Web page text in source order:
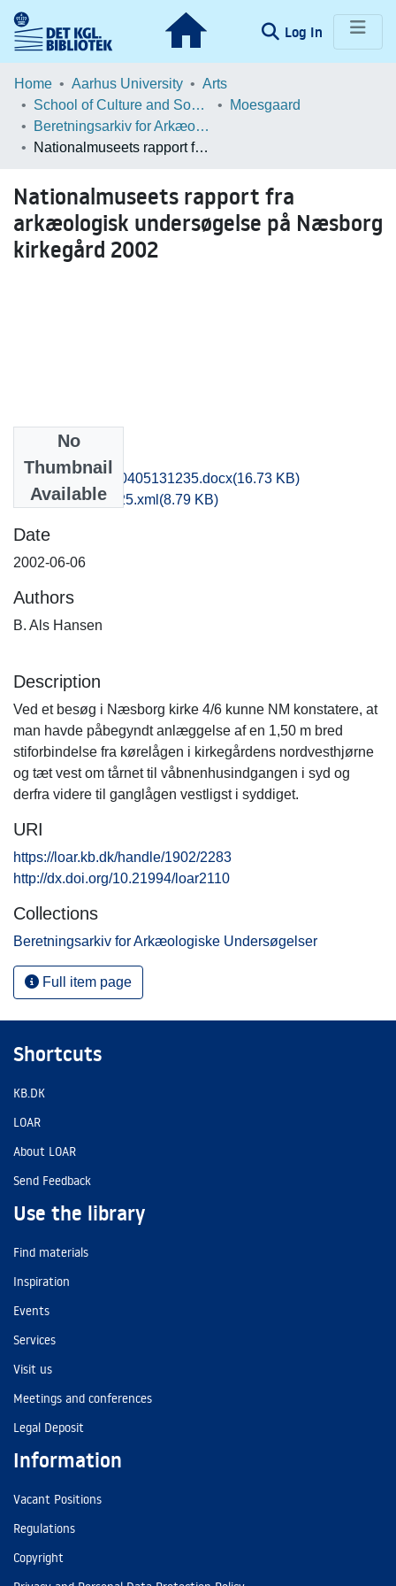
Log In (current)
Communities & Collections
Statistics
Home Aarhus University
Arts
School of Culture and Society
Moesgaard
Beretningsarkiv for Arkæologiske Undersøgelser
Nationalmuseets rapport fra arkæologisk undersøgelse på Næsborg kirkegård 2002
Nationalmuseets rapport fra
arkæologisk undersøgelse på Næsborg
kirkegård 2002
No
Thumbnail
Available
nat1kiha_20170405131235.docx(16.73 KB)
recordxml_item_25.xml (8.79 KB)
Date
2002-06-06
Authors
B. Als Hansen
Description
Ved et besøg i Næsborg kirke 4/6 kunne NM konstatere, at
man havde påbegyndt anlæggelse af en 1,50 m bred
stiforbindelse fra kørelågen i kirkegårdens nordvesthjørne
og tæt vest om tårnet til våbnenhusindgangen i syd og
derfra videre til ganglågen vestligst i syddiget.
URI
https://loar.kb.dk/handle/1902/2283
http://dx.doi.org/10.21994/loar2110
Collections
Beretningsarkiv for Arkæologiske Undersøgelser
Full item page
Shortcuts
KB.DK
LOAR
About LOAR
Send Feedback
Use the library
Find materials
Inspiration
Events
Services
Visit us
Meetings and conferences
Legal Deposit
Information
Vacant Positions
Regulations
Copyright